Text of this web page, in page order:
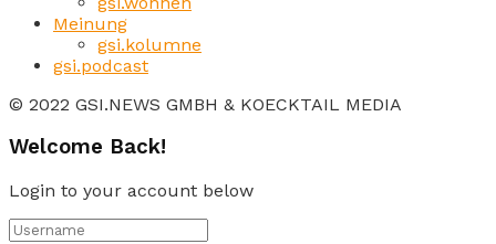
Meinung
gsi.kolumne
gsi.podcast
© 2022 GSI.NEWS GMBH & KOECKTAIL MEDIA
Welcome Back!
Login to your account below